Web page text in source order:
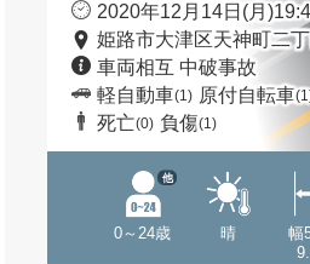
2020年12月14日(月
姫路市大津区天神町二
車両相互 中破事故
軽自動車(1) 原付自転車
死亡(0) 負傷(1)
0～24歳
他
晴
幅